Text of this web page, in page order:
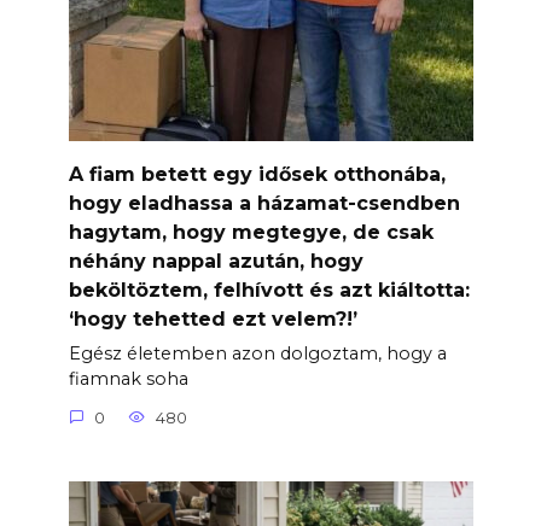
A fiam betett egy idősek otthonába,
hogy eladhassa a házamat-csendben
hagytam, hogy megtegye, de csak
néhány nappal azután, hogy
beköltöztem, felhívott és azt kiáltotta:
‘hogy tehetted ezt velem?!’
Egész életemben azon dolgoztam, hogy a
fiamnak soha
0 480